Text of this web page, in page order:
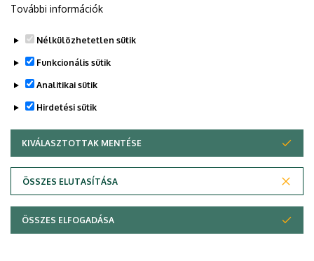
Adatvédelem
Szerzői jog © 2026 Unideb
További információk
Nélkülözhetetlen sütik
Funkcionális sütik
Analitikai sütik
Hirdetési sütik
KIVÁLASZTOTTAK MENTÉSE
ÖSSZES ELUTASÍTÁSA
WITHDRAW CONSENT
ÖSSZES ELFOGADÁSA